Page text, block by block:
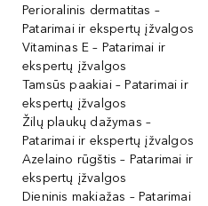
Perioralinis dermatitas –
Patarimai ir ekspertų įžvalgos
Vitaminas E – Patarimai ir
ekspertų įžvalgos
Tamsūs paakiai – Patarimai ir
ekspertų įžvalgos
Žilų plaukų dažymas –
Patarimai ir ekspertų įžvalgos
Azelaino rūgštis – Patarimai ir
ekspertų įžvalgos
Dieninis makiažas – Patarimai